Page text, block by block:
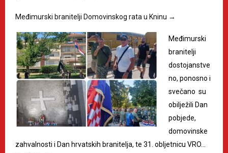
Međimurski branitelji Domovinskog rata u Kninu →
Međimurski
branitelji
dostojanstve
no, ponosno i
svečano su
obilježili Dan
pobjede,
domovinske
zahvalnosti i Dan hrvatskih branitelja, te 31. obljetnicu VRO…